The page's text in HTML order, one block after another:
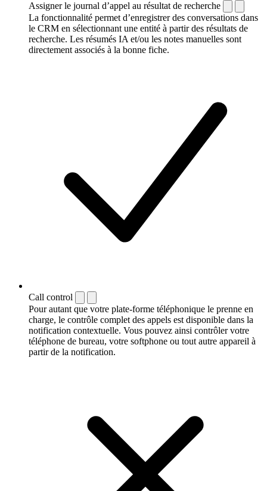
Assigner le journal d’appel au résultat de recherche
La fonctionnalité permet d’enregistrer des conversations dans
le CRM en sélectionnant une entité à partir des résultats de
recherche. Les résumés IA et/ou les notes manuelles sont
directement associés à la bonne fiche.
Call control
Pour autant que votre plate-forme téléphonique le prenne en
charge, le contrôle complet des appels est disponible dans la
notification contextuelle. Vous pouvez ainsi contrôler votre
téléphone de bureau, votre softphone ou tout autre appareil à
partir de la notification.